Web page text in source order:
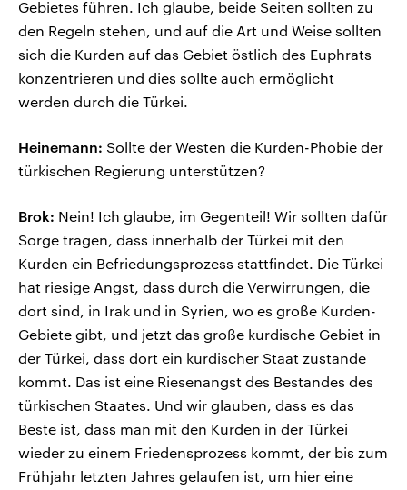
Gebietes führen. Ich glaube, beide Seiten sollten zu
den Regeln stehen, und auf die Art und Weise sollten
sich die Kurden auf das Gebiet östlich des Euphrats
konzentrieren und dies sollte auch ermöglicht
werden durch die Türkei.
Heinemann: Sollte der Westen die Kurden-Phobie der
türkischen Regierung unterstützen?
Brok: Nein! Ich glaube, im Gegenteil! Wir sollten dafür
Sorge tragen, dass innerhalb der Türkei mit den
Kurden ein Befriedungsprozess stattfindet. Die Türkei
hat riesige Angst, dass durch die Verwirrungen, die
dort sind, in Irak und in Syrien, wo es große Kurden-
Gebiete gibt, und jetzt das große kurdische Gebiet in
der Türkei, dass dort ein kurdischer Staat zustande
kommt. Das ist eine Riesenangst des Bestandes des
türkischen Staates. Und wir glauben, dass es das
Beste ist, dass man mit den Kurden in der Türkei
wieder zu einem Friedensprozess kommt, der bis zum
Frühjahr letzten Jahres gelaufen ist, um hier eine